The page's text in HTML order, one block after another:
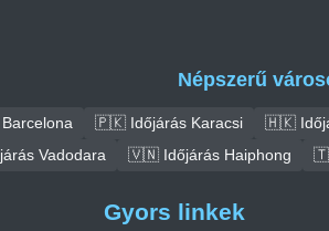
Népszerű
🇵🇰 Időjárás Karacsi 🇭🇰
Vadodara 🇻🇳 Időjárás Haiphong
Gyors linkek